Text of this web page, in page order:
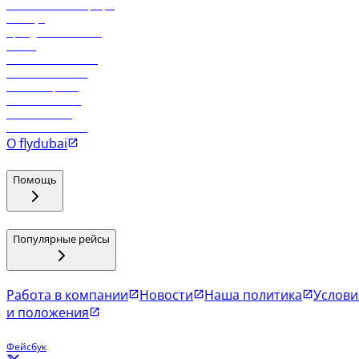
О flydubai
Помощь
Популярные рейсы
Работа в компании Новости Наша политика
и положения
Фейсбук